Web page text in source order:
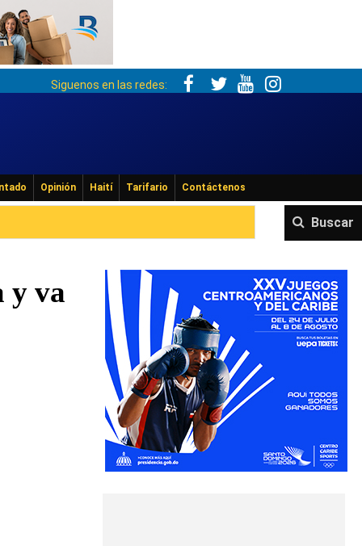
Siguenos en las redes:
Opinión Haití Tarifario Contáctenos
Buscar
y va